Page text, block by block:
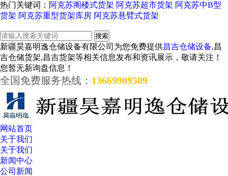
热门关键词： 阿克苏阁楼式货架 阿克苏超市货架 阿克苏中B型
货架 阿克苏重型货架库房 阿克苏悬臂式货架
新疆昊嘉明逸仓储设备有限公司为您免费提供昌吉仓储设备,昌
吉仓储货架,昌吉货架等相关信息发布和资讯展示，敬请关注！
您暂无新询盘信息！
全国免费服务热线： 13669909509
网站首页
关于我们
关于我们
新闻中心
公司新闻